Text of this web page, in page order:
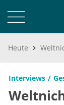
Heute
Interviews